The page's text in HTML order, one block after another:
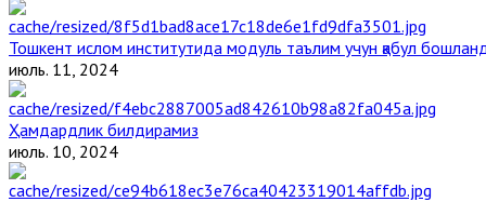
Тошкент ислом институтида модуль таълим учун қабул
июль. 11, 2024
Ҳамдардлик билдирамиз
июль. 10, 2024